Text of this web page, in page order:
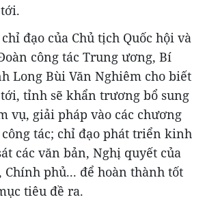
đạo của Chủ tịch Quốc hội và
công tác Trung ương, Bí
Long Bùi Văn Nghiêm cho biết
tỉnh sẽ khẩn trương bổ sung
vụ, giải pháp vào các chương
tác; chỉ đạo phát triển kinh
các văn bản, Nghị quyết của
Chính phủ... để hoàn thành tốt
tiêu đề ra.